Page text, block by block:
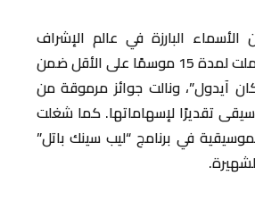
البارزة في عالم الإشراف
الموسيقي، حيث عملت لمدة 15 موسمًا على الأقل ضمن
آيدول”، ونالت جوائز مرموقة من
تقديرًا لإسهاماتها. كما شغلت
في برنامج “ليب سينك باتل”